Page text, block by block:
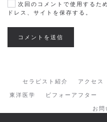
次回のコメントで使用するた
ドレス、サイトを保存する。
コメントを送信
セラピスト紹介 アクセス
東洋医学
ビフォーアフター
お問